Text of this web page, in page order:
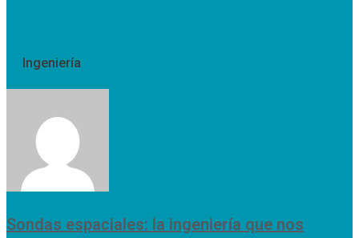
Ingeniería
Sondas espaciales: la ingeniería que nos